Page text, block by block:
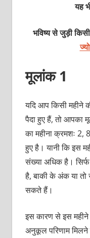
यह
भविष्य से जुड़ी
मूलांक 1
यदि आप किसी महीने
पैदा हुए हैं, तो आपका
का महीना क्रमशः 2,
हुए है। यानी कि इस
संख्या अधिक है।
है, बाकी के अंक या तो
सकते हैं।
इस कारण से इस महीने
अनुकूल परिणाम मिलने